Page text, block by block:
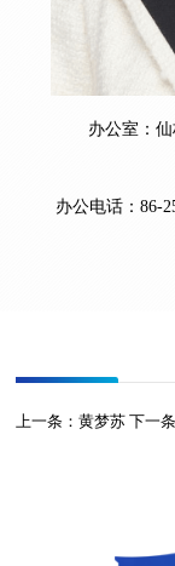
办公室：
办公电话 ：86-
上一条：黄梦苏 下一